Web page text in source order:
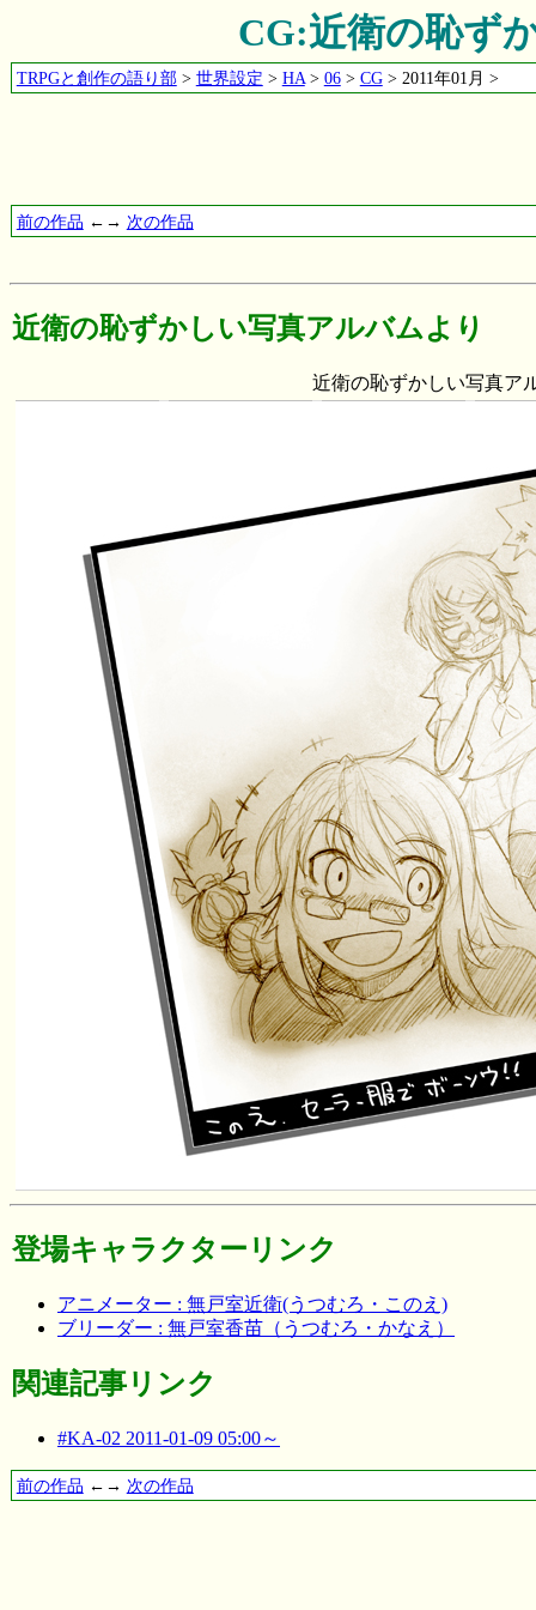
CG:近衛の恥ず
TRPGと創作の語り部> 世界設定 > HA> 06> CG> 2011年01月 >
前の作品 ←→ 次の作品
近衛の恥ずかしい写真アルバムより
近衛の恥ずかしい写真ア
登場キャラクターリンク
アニメーター : 無戸室近衛(うつむろ・このえ)
ブリーダー : 無戸室香苗（うつむろ・かなえ）
関連記事リンク
#KA-02 2011-01-09 05:00～
前の作品 ←→ 次の作品